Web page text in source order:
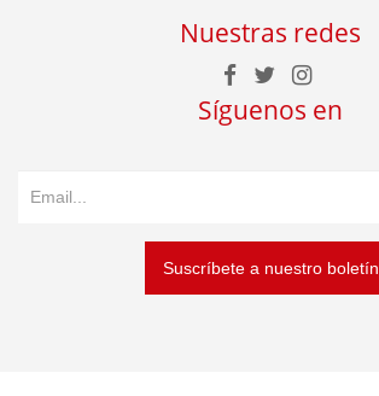
Nuestras redes
Síguenos en
Suscríbete a nuestro boletín